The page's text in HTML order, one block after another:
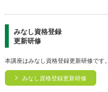
みなし資格登録
更新研修
本講座はみなし資格登録更新研修です。
みなし資格登録更新研修